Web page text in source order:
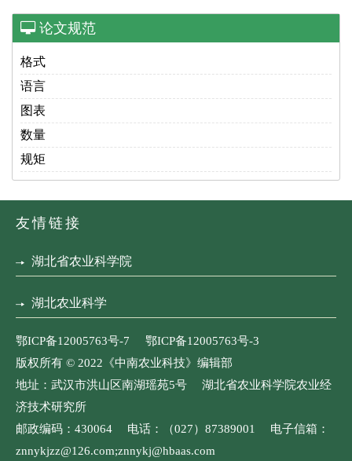
论文规范
格式
语言
图表
数量
规矩
友情链接
湖北省农业科学院
湖北农业科学
鄂ICP备12005763号-7 鄂ICP备12005763号-3
版权所有 © 2022《中南农业科技》编辑部
地址：武汉市洪山区南湖瑶苑5号 湖北省农业科学院农业经
济技术研究所
邮政编码：430064 电话：（027）87389001 电子信箱：
znnykjzz@126.com;znnykj@hbaas.com